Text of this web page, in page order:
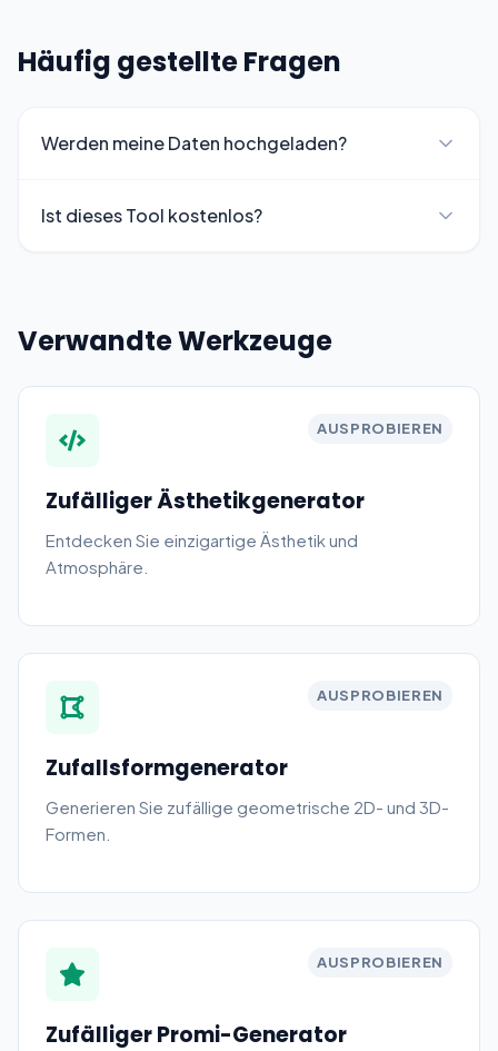
Häufig gestellte Fragen
Werden meine Daten hochgeladen?
Ist dieses Tool kostenlos?
Verwandte Werkzeuge
AUSPROBIEREN
Zufälliger Ästhetikgenerator
Entdecken Sie einzigartige Ästhetik und
Atmosphäre.
AUSPROBIEREN
Zufallsformgenerator
Generieren Sie zufällige geometrische 2D- und 3D-
Formen.
AUSPROBIEREN
Zufälliger Promi-Generator